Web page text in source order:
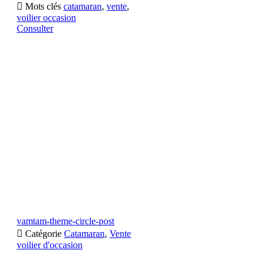
 Mots clés catamaran, vente,
voilier occasion
Consulter
vamtam-theme-circle-post
 Catégorie Catamaran, Vente
voilier d'occasion